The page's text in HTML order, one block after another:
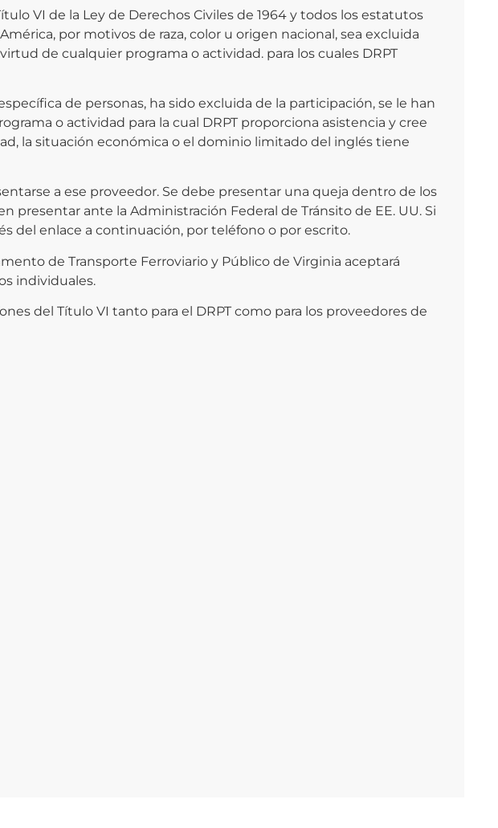
VI de la Ley de Derechos Civiles de 1964 y todos los estatutos
por motivos de raza, color u origen nacional, sea excluida
de cualquier programa o actividad. para los cuales DRPT
de personas, ha sido excluida de la participación, se le han
o actividad para la cual DRPT proporciona asistencia y cree
la situación económica o el dominio limitado del inglés tiene
a ese proveedor. Se debe presentar una queja dentro de los
ante la Administración Federal de Tránsito de EE. UU. Si
del enlace a continuación, por teléfono o por escrito.
de Transporte Ferroviario y Público de Virginia aceptará
individuales.
del Título VI tanto para el DRPT como para los proveedores de